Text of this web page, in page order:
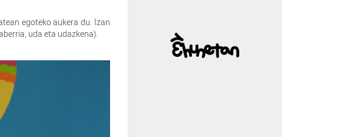
egoteko aukera du. Izan
uda eta udazkena).